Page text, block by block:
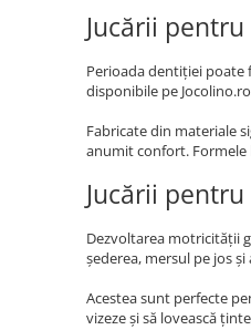
Jucării
Perioada dentiției poate
disponibile pe
Fabricate din materiale
anumit confort. Formele
Jucării
Dezvoltarea motricității
șederea, mersul pe jos
Acestea sunt perfecte
vizeze și să lovească